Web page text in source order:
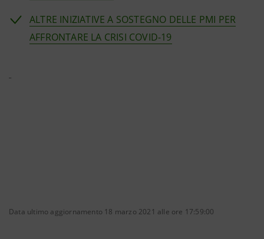
ALTRE INIZIATIVE A SOSTEGNO DELLE PMI PER
AFFRONTARE LA CRISI COVID-19
Data ultimo aggiornamento 18 marzo 2021 alle ore 17:59:00